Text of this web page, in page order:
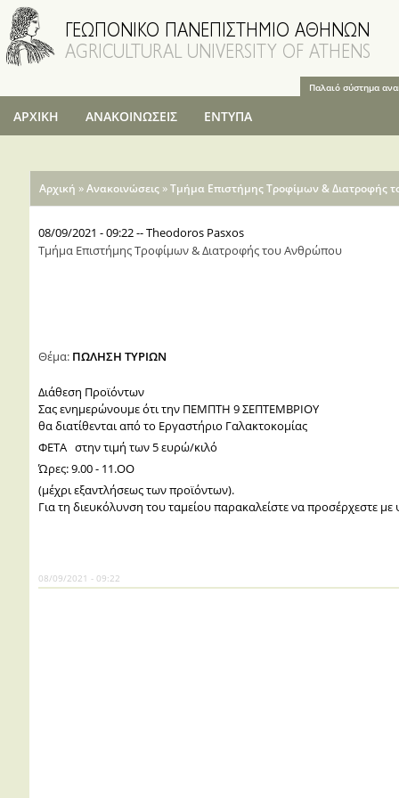
προς το
κυρίως
περιεχόμενο
Παλαιό σύστημα
ΑΡΧΙΚΗ ΑΝΑΚΟΙΝΩΣΕΙΣ ΕΝΤΥΠΑ
Είστε εδώ
Αρχική »Ανακοινώσεις »Τμήμα Επιστήμης Τροφίμων & Διατροφής
08/09/2021 - 09:22--Theodoros Pasxos
Τμήμα Επιστήμης Τροφίμων & Διατροφής του Ανθρώπου
Θέμα: ΠΩΛΗΣΗ ΤΥΡΙΩΝ
Διάθεση Προϊόντων
Σας ενημερώνουμε ότι την ΠΕΜΠΤΗ 9 ΣΕΠΤΕΜΒΡΙΟΥ
θα διατίθενται από το Εργαστήριο Γαλακτοκομίας
ΦΕΤΑ στην τιμή των 5 ευρώ/κιλό
Ώρες: 9.00 - 11.ΟΟ
(μέχρι εξαντλήσεως των προϊόντων).
Για τη διευκόλυνση του ταμείου παρακαλείστε να προσέρχεστε με
08/09/2021 - 09:22